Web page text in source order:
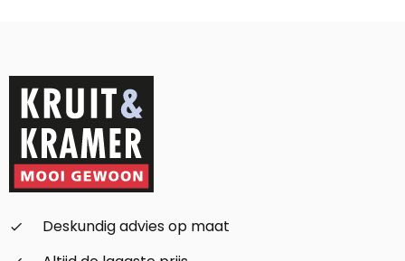
check_small
Deskundig advies op maat